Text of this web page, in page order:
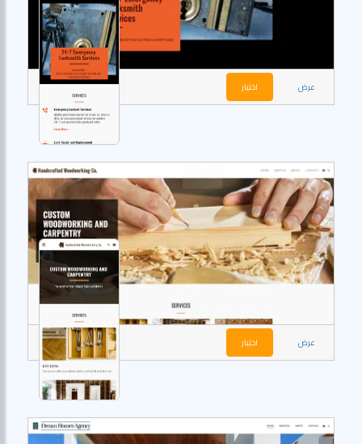
عرض اختيار
عرض اختيار